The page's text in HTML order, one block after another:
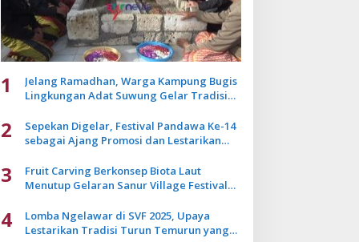
1
Jelang Ramadhan, Warga Kampung Bugis
Lingkungan Adat Suwung Gelar Tradisi
2
Sepekan Digelar, Festival Pandawa Ke-14
sebagai Ajang Promosi dan Lestarikan
3
Fruit Carving Berkonsep Biota Laut
Menutup Gelaran Sanur Village Festival
4
Lomba Ngelawar di SVF 2025, Upaya
Lestarikan Tradisi Turun Temurun yang